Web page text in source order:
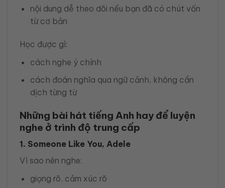
nội dung dễ theo dõi nếu bạn đã có chút vốn
từ cơ bản
Học được gì:
cách nghe ý chính
cách đoán nghĩa qua ngữ cảnh, không cần
dịch từng từ
Những bài hát tiếng Anh hay để luyện
nghe ở trình độ trung cấp
1. Someone Like You, Adele
Vì sao nên nghe:
giọng rõ, cảm xúc rõ